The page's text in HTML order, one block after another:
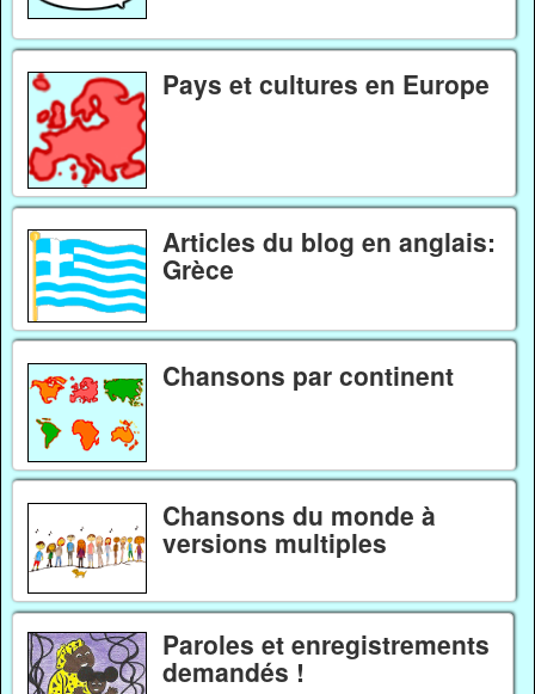
Pays et cultures en Europe
Articles du blog en anglais:
Grèce
Chansons par continent
Chansons du monde à
versions multiples
Paroles et enregistrements
demandés !